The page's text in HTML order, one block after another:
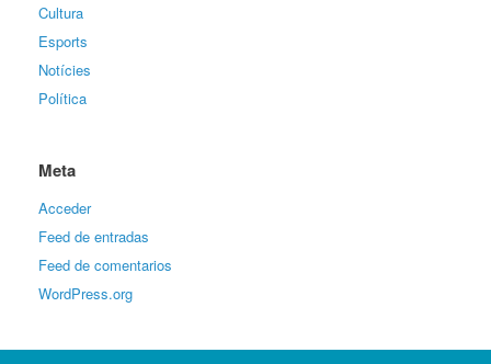
Cultura
Esports
Notícies
Política
Meta
Acceder
Feed de entradas
Feed de comentarios
WordPress.org